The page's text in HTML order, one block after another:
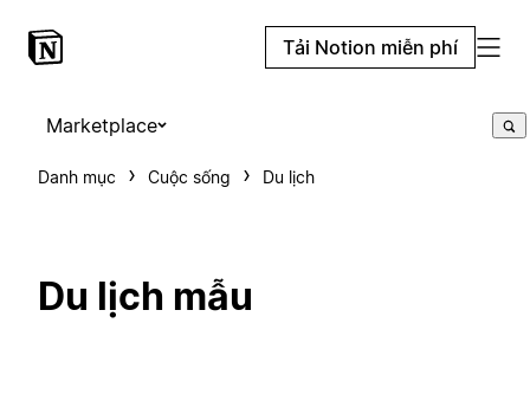
Tải Notion miễn phí
Marketplace
Danh mục Cuộc sống Du lịch
Du lịch mẫu